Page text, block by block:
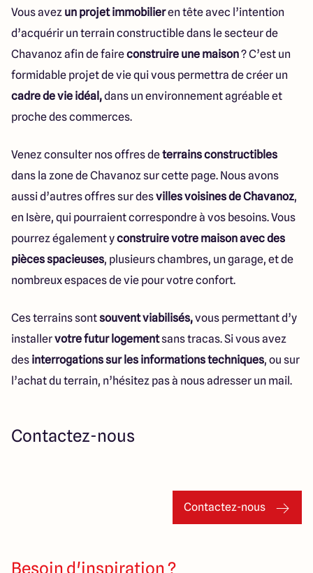
Vous avez un projet immobilieren tête avec l’intention
d’acquérir un terrain constructible dans le secteur de
Chavanoz afin de faireconstruire une maison? C’est un
formidable projet de vie qui vous permettra de créer un
cadre de vie idéal,dans un environnement agréable et
proche des commerces.
Venez consulter nos offres deterrains constructibles
dans la zone de Chavanoz sur cette page. Nous avons
aussi d’autres offres sur desvilles voisines de Chavanoz,
en Isère, qui pourraient correspondre à vos besoins. Vous
pourrez également yconstruire votre maison avec des
pièces spacieuses, plusieurs chambres, un garage, et de
nombreux espaces de vie pour votre confort.
Ces terrains sontsouvent viabilisés,vous permettant d’y
installervotre futur logementsans tracas. Si vous avez
des interrogations sur les informations techniques, ou sur
l’achat du terrain, n’hésitez pas à nous adresser un mail.
Contactez-nous
Contactez-nous
Besoin d'inspiration ?